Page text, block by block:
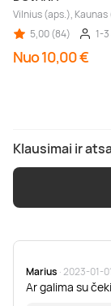
Vilnius (aps.),
5,00 (84)
1-
Nuo 10,00 €
Klausimai ir
Marius · 2023-01-01
Ar galima su